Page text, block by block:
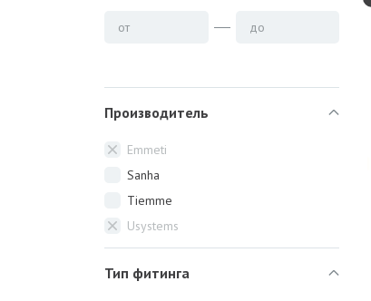
от до
Производитель
Emmeti
Sanha
Tiemme
Usystems
Тип фитинга